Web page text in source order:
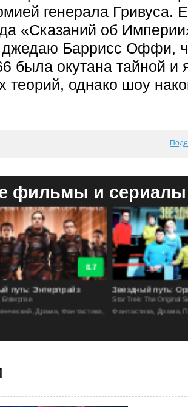
генерала Гривуса.
«Сказаний об
Баррисс Оффи,
была окутана тайной и
теорий, однако шоу
фильмы и сериалы
8.7
Фантастика,
Звездный путь:
Star Trek: The Original Series
Фантастика, Драма,